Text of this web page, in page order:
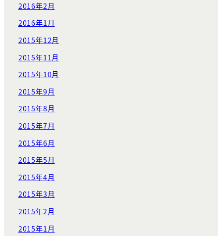
2016年2月
2016年1月
2015年12月
2015年11月
2015年10月
2015年9月
2015年8月
2015年7月
2015年6月
2015年5月
2015年4月
2015年3月
2015年2月
2015年1月